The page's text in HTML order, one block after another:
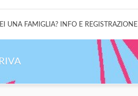
UNA FAMIGLIA? INFO E REGISTRAZIONE